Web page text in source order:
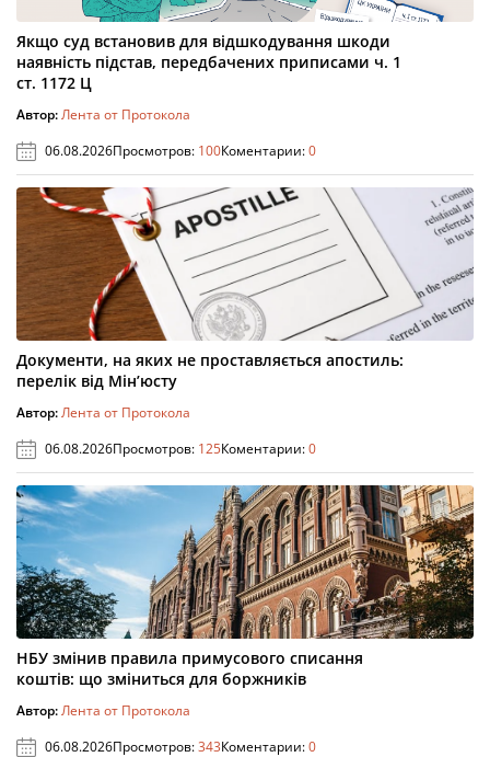
Якщо суд встановив для відшкодування шкоди
наявність підстав, передбачених приписами ч. 1
ст. 1172 Ц
Автор:Лента от Протокола
06.08.2026Просмотров: 100Коментарии:0
Документи, на яких не проставляється апостиль:
перелік від Мін’юсту
Автор:Лента от Протокола
06.08.2026Просмотров: 125Коментарии:0
НБУ змінив правила примусового списання
коштів: що зміниться для боржників
Автор:Лента от Протокола
06.08.2026Просмотров:343Коментарии:0